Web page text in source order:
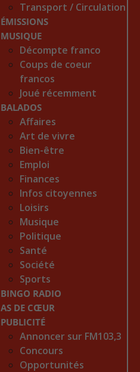
Transport / Circulation
ÉMISSIONS
MUSIQUE
Décompte franco
Coups de coeur
francos
Joué récemment
BALADOS
Affaires
Art de vivre
Bien-être
Emploi
Finances
Infos citoyennes
Loisirs
Musique
Politique
Santé
Société
Sports
BINGO RADIO
AS DE CŒUR
PUBLICITÉ
Annoncer sur FM103,3
Concours
Opportunités